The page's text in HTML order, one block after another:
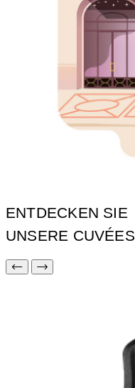
ENTDECKEN SIE
UNSERE CUVÉES